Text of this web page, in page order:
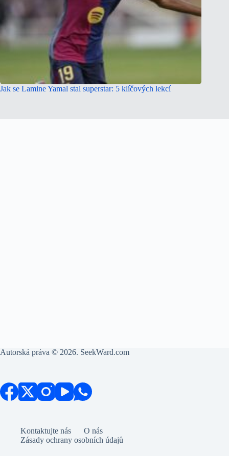
Jak se Lamine Yamal stal superstar: 5 klíčových lekcí
Autorská práva © 2026. SeekWard.com
Kontaktujte nás
O nás
Zásady ochrany osobních údajů